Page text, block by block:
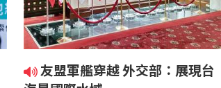
友盟軍艦穿越 外交部：展現台